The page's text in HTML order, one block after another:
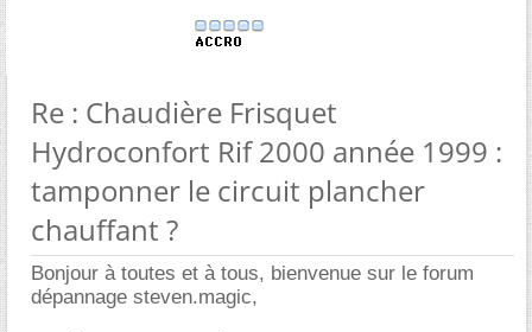
Re : Chaudière Frisquet
Hydroconfort Rif 2000 année 1999 :
tamponner le circuit plancher
chauffant ?
Bonjour à toutes et à tous, bienvenue sur le forum
dépannage steven.magic,